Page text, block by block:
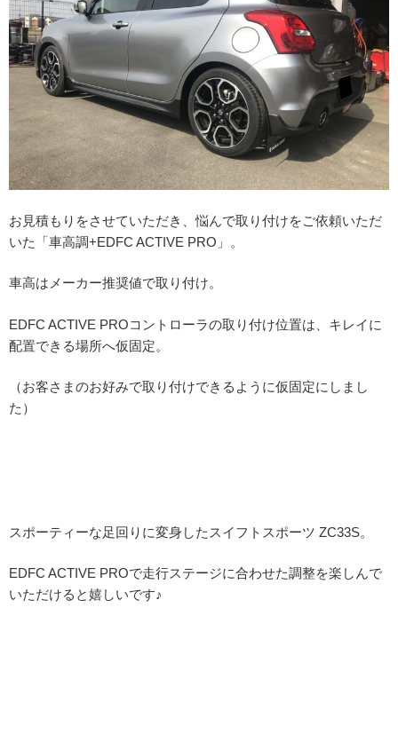
お見積もりをさせていただき、悩んで取り付けをご依頼いただ
いた「車高調+EDFC ACTIVE PRO」。
車高はメーカー推奨値で取り付け。
EDFC ACTIVE PROコントローラの取り付け位置は、キレイに
配置できる場所へ仮固定。
（お客さまのお好みで取り付けできるように仮固定にしまし
た）
スポーティーな足回りに変身したスイフトスポーツ ZC33S。
EDFC ACTIVE PROで走行ステージに合わせた調整を楽しんで
いただけると嬉しいです♪